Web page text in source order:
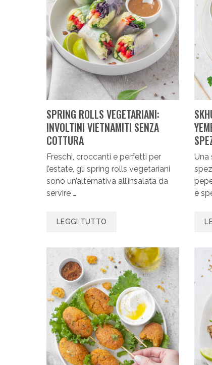
SPRING ROLLS VEGETARIANI:
INVOLTINI VIETNAMITI SENZA
COTTURA
Freschi, croccanti e perfetti per
l’estate, gli spring rolls vegetariani
sono un’alternativa all’insalata da
servire …
LEGGI TUTTO
Una
e